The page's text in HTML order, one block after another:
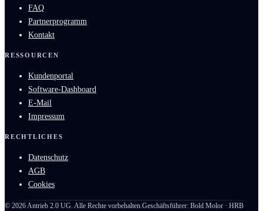
FAQ
Partnerprogramm
Kontakt
RESSOURCEN
Kundenportal
Software-Dashboard
E-Mail
Impressum
RECHTLICHES
Datenschutz
AGB
Cookies
© 2026Antrieb 2.0 UG. Alle Rechte vorbehalten.Geschäftsführer: Bold Molor · HRB